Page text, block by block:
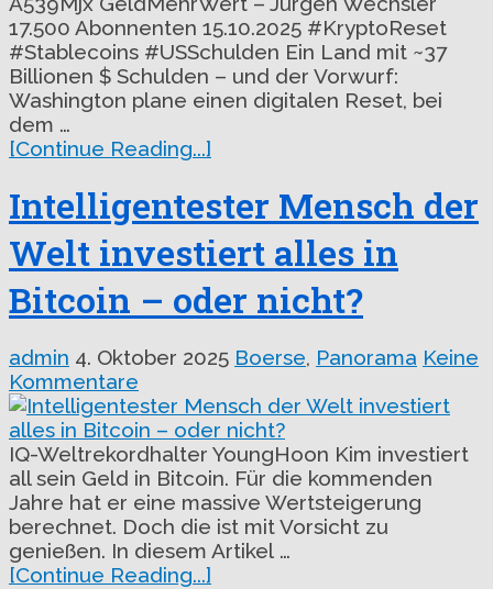
17.500 Abonnenten 15.10.2025 #KryptoReset
#Stablecoins #USSchulden Ein Land mit ~37
Billionen $ Schulden – und der Vorwurf:
Washington plane einen digitalen Reset, bei
dem …
[Continue Reading...]
Intelligentester Mensch der
Welt investiert alles in
Bitcoin – oder nicht?
admin 4. Oktober 2025 Boerse, Panorama Keine
Kommentare
IQ-Weltrekordhalter YoungHoon Kim investiert
all sein Geld in Bitcoin. Für die kommenden
Jahre hat er eine massive Wertsteigerung
berechnet. Doch die ist mit Vorsicht zu
genießen. In diesem Artikel …
[Continue Reading...]